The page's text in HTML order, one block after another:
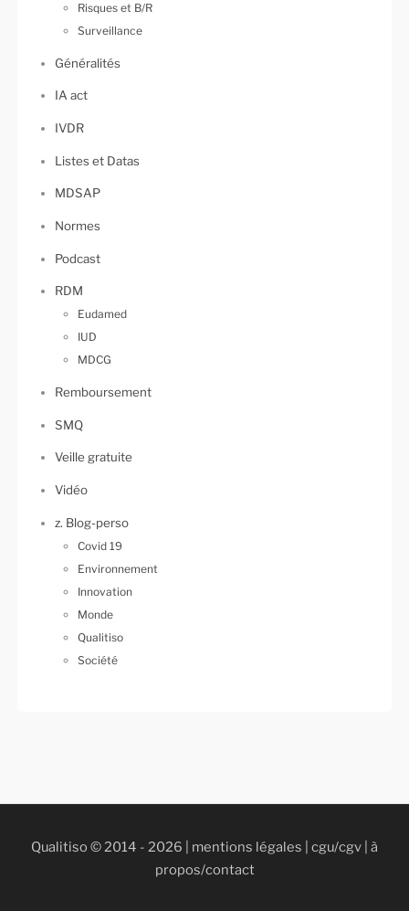
Risques et B/R
Surveillance
Généralités
IA act
IVDR
Listes et Datas
MDSAP
Normes
Podcast
RDM
Eudamed
IUD
MDCG
Remboursement
SMQ
Veille gratuite
Vidéo
z. Blog-perso
Covid 19
Environnement
Innovation
Monde
Qualitiso
Société
Qualitiso © 2014 - 2026 | mentions légales cgu/cgv à
propos/contact